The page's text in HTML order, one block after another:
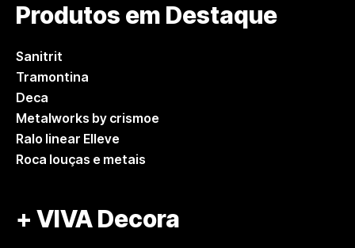
Produtos em Destaque
Sanitrit
Tramontina
Deca
Metalworks by crismoe
Ralo linear Elleve
Roca louças e metais
+ VIVA Decora